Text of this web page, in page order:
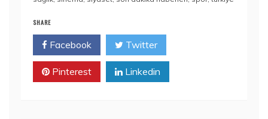
SHARE
Facebook Twitter
Pinterest Linkedin